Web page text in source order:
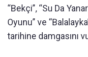
“Bekçi”, “Su Da
Oyunu” ve
tarihine damgasını